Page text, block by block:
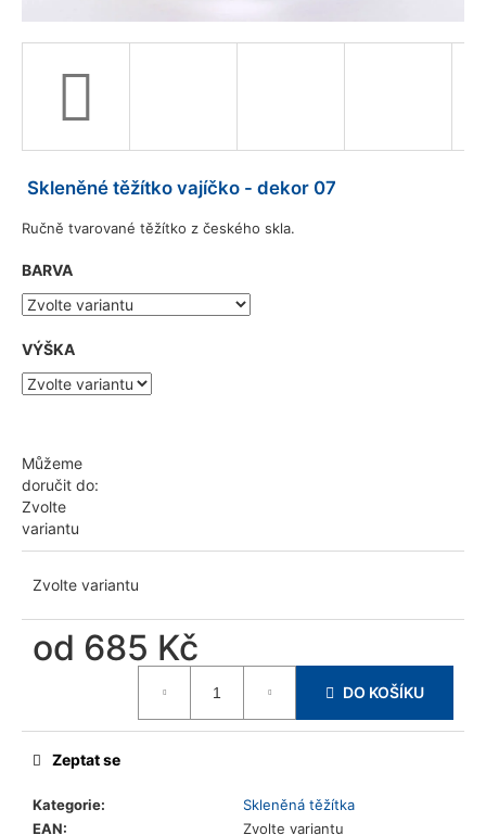
Skleněné těžítko vajíčko - dekor 07
Ručně tvarované těžítko z českého skla.
BARVA
VÝŠKA
Můžeme
doručit do:
Zvolte
variantu
Zvolte variantu
od 685 Kč
DO KOŠÍKU
Kategorie:
Skleněná těžítka
EAN:
Zvolte variantu
Zeptat se
j
o
p
o
u
č
u
j
e
m